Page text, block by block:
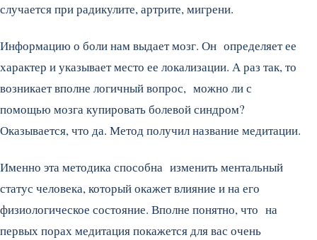
случается при радикулите, артрите, мигрени.
Информацию о боли нам выдает мозг. Он определяет ее
характер и указывает место ее локализации. А раз так, то
возникает вполне логичный вопрос, можно ли с
помощью мозга купировать болевой синдром?
Оказывается, что да. Метод получил название медитации.
Именно эта методика способна изменить ментальный
статус человека, который окажет влияние и на его
физиологическое состояние. Вполне понятно, что на
первых порах медитация покажется для вас очень